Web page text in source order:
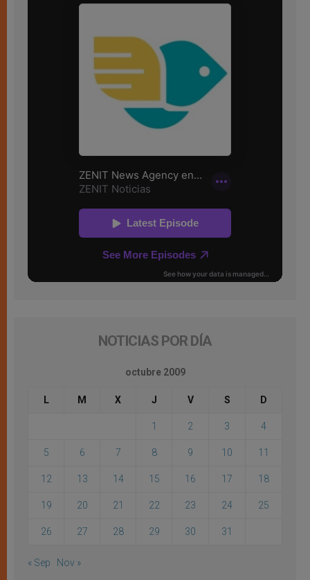
NOTICIAS POR DÍA
octubre 2009
L M X J V S D
1 2 3 4
5 6 7 8 9 10 11
12 13 14 15 16 17 18
19 20 21 22 23 24 25
26 27 28 29 30 31
« Sep Nov »